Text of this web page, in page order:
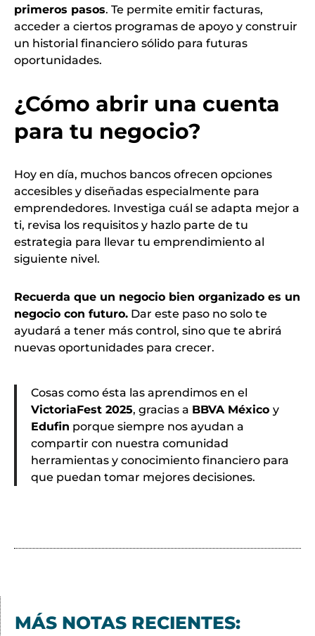
primeros pasos. Te permite emitir facturas,
acceder a ciertos programas de apoyo y construir
un historial financiero sólido para futuras
oportunidades.
¿Cómo abrir una cuenta
para tu negocio?
Hoy en día, muchos bancos ofrecen opciones
accesibles y diseñadas especialmente para
emprendedores. Investiga cuál se adapta mejor a
ti, revisa los requisitos y hazlo parte de tu
estrategia para llevar tu emprendimiento al
siguiente nivel.
Recuerda que un negocio bien organizado es un
negocio con futuro. Dar este paso no solo te
ayudará a tener más control, sino que te abrirá
nuevas oportunidades para crecer.
Cosas como ésta las aprendimos en el
VictoriaFest 2025, gracias a BBVA México y
Edufin porque siempre nos ayudan a
compartir con nuestra comunidad
herramientas y conocimiento financiero para
que puedan tomar mejores decisiones.
MÁS NOTAS RECIENTES: